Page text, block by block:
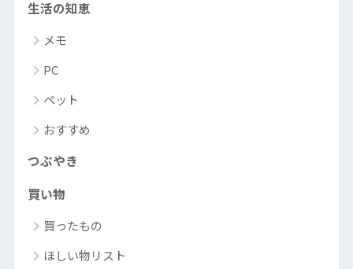
生活の知恵
メモ
PC
ペット
おすすめ
つぶやき
買い物
買ったもの
ほしい物リスト